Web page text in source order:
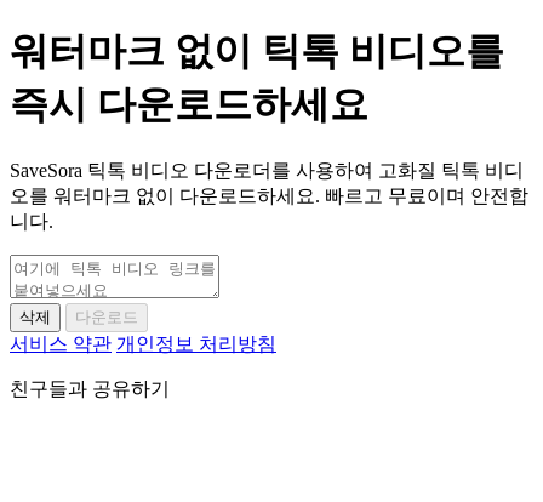
워터마크 없이 틱톡 비디오를
즉시 다운로드하세요
SaveSora 틱톡 비디오 다운로더를 사용하여 고화질 틱톡 비디
오를 워터마크 없이 다운로드하세요. 빠르고 무료이며 안전합
니다.
삭제 다운로드
서비스 약관 개인정보 처리방침
친구들과 공유하기